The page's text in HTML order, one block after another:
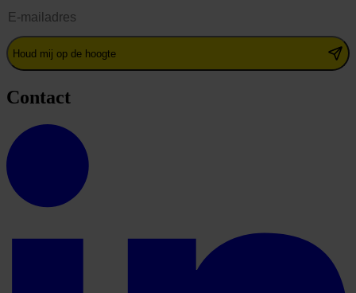
Houd mij op de hoogte
Contact